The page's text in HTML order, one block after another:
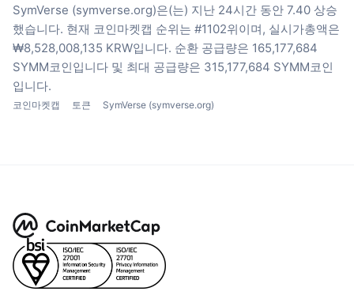
SymVerse (symverse.org)은(는) 지난 24시간 동안 7.40 상승
했습니다. 현재 코인마켓캡 순위는 #1102위이며, 실시가총액은
₩8,528,008,135 KRW입니다. 순환 공급량은 165,177,684
SYMM코인입니다 및 최대 공급량은 315,177,684 SYMM코인
입니다.
코인마켓캡 토큰 SymVerse (symverse.org)